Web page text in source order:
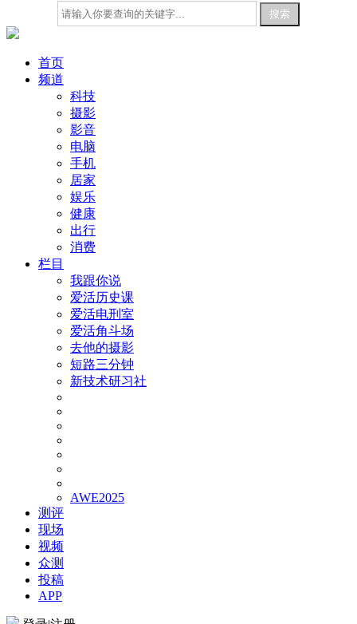
首页
频道
科技
摄影
影音
电脑
手机
居家
娱乐
健康
出行
消费
栏目
我跟你说
爱活历史课
爱活电刑室
爱活角斗场
去他的摄影
短路三分钟
新技术研习社
AWE2025
测评
现场
视频
众测
投稿
APP